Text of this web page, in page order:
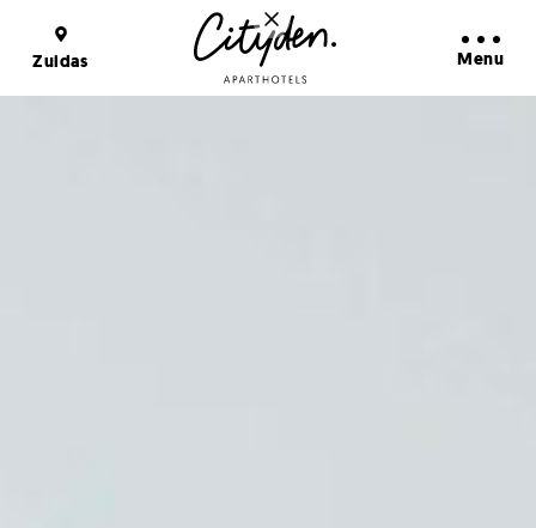
Avantages de la Réservation En savoir plus
Menu
Zuidas